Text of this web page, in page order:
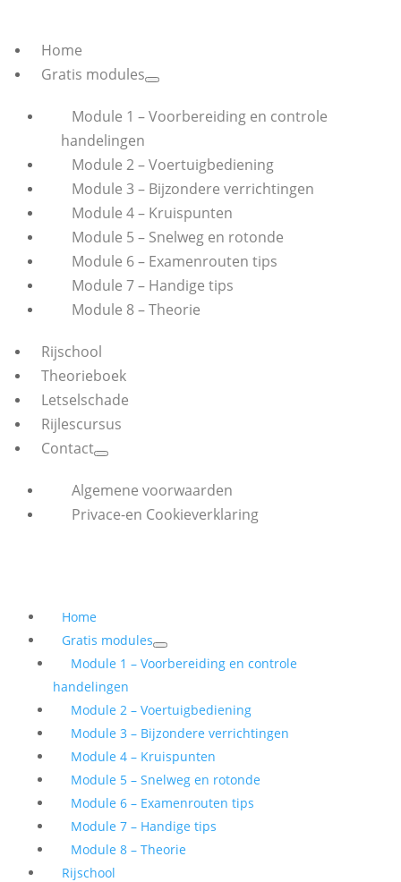
Home
Gratis modules
Module 1 – Voorbereiding en controle
handelingen
Module 2 – Voertuigbediening
Module 3 – Bijzondere verrichtingen
Module 4 – Kruispunten
Module 5 – Snelweg en rotonde
Module 6 – Examenrouten tips
Module 7 – Handige tips
Module 8 – Theorie
Rijschool
Theorieboek
Letselschade
Rijlescursus
Contact
Algemene voorwaarden
Privace-en Cookieverklaring
Home
Gratis modules
Module 1 – Voorbereiding en controle
handelingen
Module 2 – Voertuigbediening
Module 3 – Bijzondere verrichtingen
Module 4 – Kruispunten
Module 5 – Snelweg en rotonde
Module 6 – Examenrouten tips
Module 7 – Handige tips
Module 8 – Theorie
Rijschool